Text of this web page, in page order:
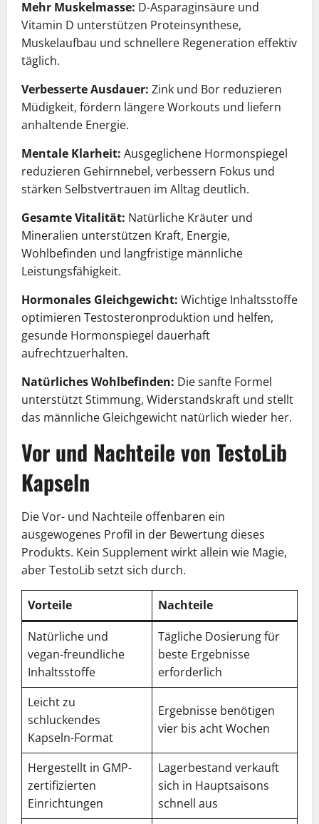
Mehr Muskelmasse: D-Asparaginsäure und
Vitamin D unterstützen Proteinsynthese,
Muskelaufbau und schnellere Regeneration effektiv
täglich.
Verbesserte Ausdauer: Zink und Bor reduzieren
Müdigkeit, fördern längere Workouts und liefern
anhaltende Energie.
Mentale Klarheit: Ausgeglichene Hormonspiegel
reduzieren Gehirnnebel, verbessern Fokus und
stärken Selbstvertrauen im Alltag deutlich.
Gesamte Vitalität: Natürliche Kräuter und
Mineralien unterstützen Kraft, Energie,
Wohlbefinden und langfristige männliche
Leistungsfähigkeit.
Hormonales Gleichgewicht: Wichtige Inhaltsstoffe
optimieren Testosteronproduktion und helfen,
gesunde Hormonspiegel dauerhaft
aufrechtzuerhalten.
Natürliches Wohlbefinden: Die sanfte Formel
unterstützt Stimmung, Widerstandskraft und stellt
das männliche Gleichgewicht natürlich wieder her.
Vor und Nachteile von TestoLib
Kapseln
Die Vor- und Nachteile offenbaren ein
ausgewogenes Profil in der Bewertung dieses
Produkts. Kein Supplement wirkt allein wie Magie,
aber TestoLib setzt sich durch.
Vorteile
Nachteile
Natürliche und
vegan-freundliche
Inhaltsstoffe
Tägliche Dosierung für
beste Ergebnisse
erforderlich
Leicht zu
schluckendes
Kapseln-Format
Ergebnisse benötigen
vier bis acht Wochen
Hergestellt in GMP-
zertifizierten
Einrichtungen
Lagerbestand verkauft
sich in Hauptsaisons
schnell aus